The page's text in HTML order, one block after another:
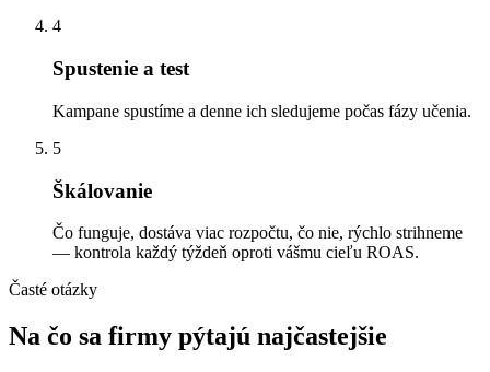
4
Spustenie a test
Kampane spustíme a denne ich sledujeme počas fázy učenia.
5
Škálovanie
Čo funguje, dostáva viac rozpočtu, čo nie, rýchlo strihneme
— kontrola každý týždeň oproti vášmu cieľu ROAS.
Časté otázky
Na čo sa firmy pýtajú najčastejšie